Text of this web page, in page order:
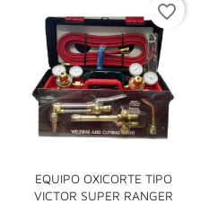
EQUIPO OXICORTE TIPO
VICTOR SUPER RANGER
favorite_border